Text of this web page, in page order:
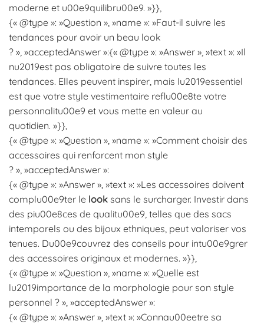
moderne et u00e9quilibru00e9. »}},
{« @type »: »Question », »name »: »Faut-il suivre les
tendances pour avoir un beau look
? », »acceptedAnswer »:{« @type »: »Answer », »text »: »Il
nu2019est pas obligatoire de suivre toutes les
tendances. Elles peuvent inspirer, mais lu2019essentiel
est que votre style vestimentaire reflu00e8te votre
personnalitu00e9 et vous mette en valeur au
quotidien. »}},
{« @type »: »Question », »name »: »Comment choisir des
accessoires qui renforcent mon style
? », »acceptedAnswer »:
{« @type »: »Answer », »text »: »Les accessoires doivent
complu00e9ter le look sans le surcharger. Investir dans
des piu00e8ces de qualitu00e9, telles que des sacs
intemporels ou des bijoux ethniques, peut valoriser vos
tenues. Du00e9couvrez des conseils pour intu00e9grer
des accessoires originaux et modernes. »}},
{« @type »: »Question », »name »: »Quelle est
lu2019importance de la morphologie pour son style
personnel ? », »acceptedAnswer »:
{« @type »: »Answer », »text »: »Connau00eetre sa